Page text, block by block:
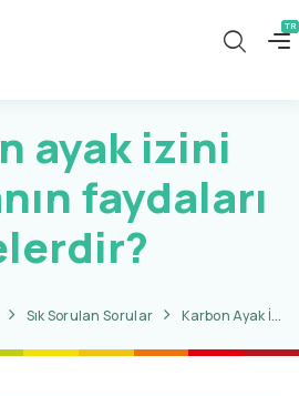
ayak izini
faydaları
Sık Sorulan Sorular Karbon Ayak İzi Hakkında Sorular